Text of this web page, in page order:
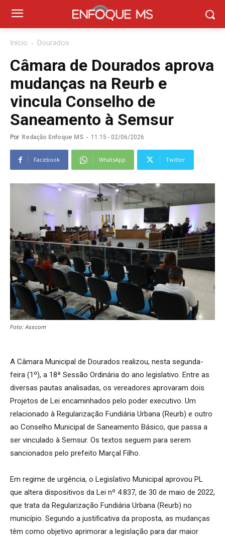
Início Dourados
Câmara de Dourados aprova
mudanças na Reurb e
vincula Conselho de
Saneamento à Semsur
Por Redação Enfoque MS - 11:15 - 02/06/2026
Facebook WhatsApp Twitter
Foto: Asscom
A Câmara Municipal de Dourados realizou, nesta segunda-
feira (1º), a 18ª Sessão Ordinária do ano legislativo. Entre as
diversas pautas analisadas, os vereadores aprovaram dois
Projetos de Lei encaminhados pelo poder executivo. Um
relacionado à Regularização Fundiária Urbana (Reurb) e outro
ao Conselho Municipal de Saneamento Básico, que passa a
ser vinculado à Semsur. Os textos seguem para serem
sancionados pelo prefeito Marçal Filho.
Em regime de urgência, o Legislativo Municipal aprovou PL
que altera dispositivos da Lei nº 4.837, de 30 de maio de 2022,
que trata da Regularização Fundiária Urbana (Reurb) no
município. Segundo a justificativa da proposta, as mudanças
têm como objetivo aprimorar a legislação para dar maior